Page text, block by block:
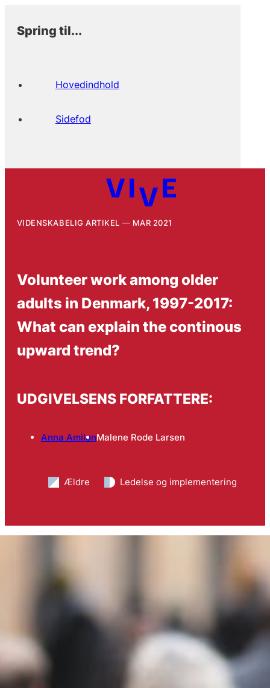
Spring til...
Hovedindhold
Sidefod
VIDENSKABELIG ARTIKEL MAR 2021
Volunteer work among older
adults in Denmark, 1997-2017:
What can explain the continous
upward trend?
UDGIVELSENS FORFATTERE:
Anna AmilonMalene Rode Larsen
Ældre Ledelse og implementering